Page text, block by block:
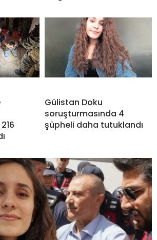
Gülistan Doku
soruşturmasında 4
şüpheli daha tutuklandı